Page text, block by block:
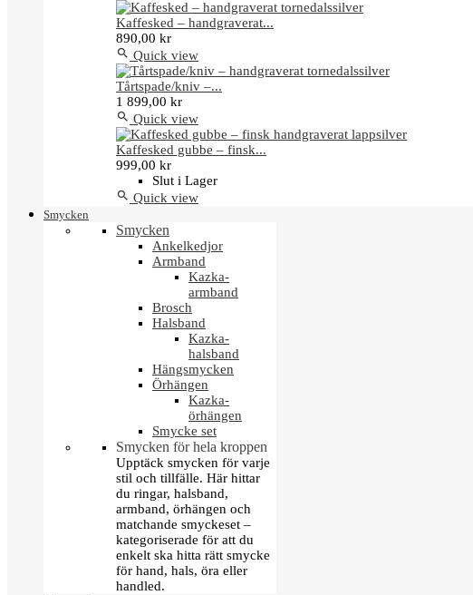
Kaffesked – handgraverat...
890,00 kr
 Quick view
Tårtspade/kniv –...
1 899,00 kr
 Quick view
Kaffesked gubbe – finsk...
999,00 kr
Slut i Lager
 Quick view
Smycken
Smycken
Ankelkedjor
Armband
Kazka-
armband
Brosch
Halsband
Kazka-
halsband
Hängsmycken
Örhängen
Kazka-
örhängen
Smycke set
Smycken för hela kroppen
Upptäck smycken för varje
stil och tillfälle. Här hittar
du ringar, halsband,
armband, örhängen och
matchande smyckeset –
kategoriserade för att du
enkelt ska hitta rätt smycke
för hand, hals, öra eller
handled.